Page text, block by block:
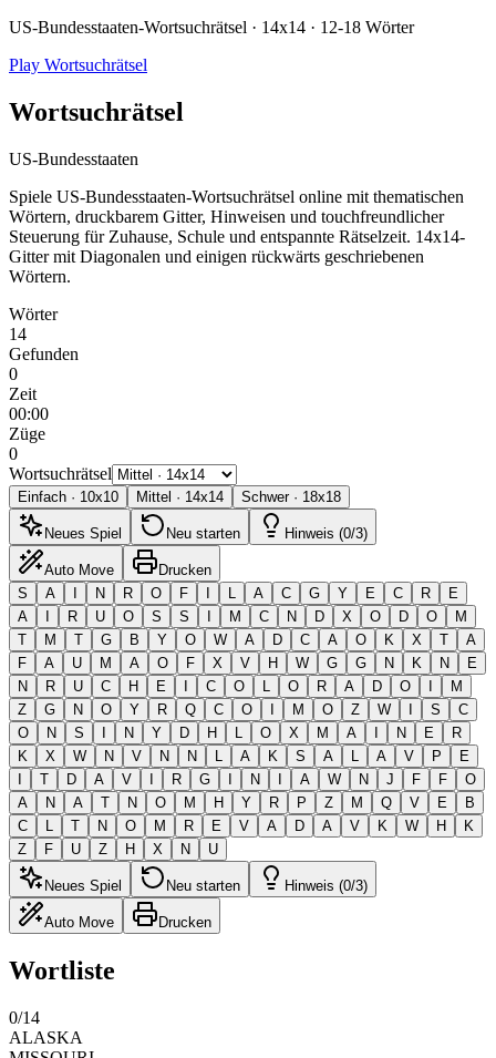
US-Bundesstaaten-Wortsuchrätsel · 14x14 · 12-18 Wörter
Play Wortsuchrätsel
Wortsuchrätsel
US-Bundesstaaten
Spiele US-Bundesstaaten-Wortsuchrätsel online mit thematischen
Wörtern, druckbarem Gitter, Hinweisen und touchfreundlicher
Steuerung für Zuhause, Schule und entspannte Rätselzeit. 14x14-
Gitter mit Diagonalen und einigen rückwärts geschriebenen
Wörtern.
Wörter
14
Gefunden
0
Zeit
00:00
Züge
0
Wortsuchrätsel
Einfach · 10x10 Mittel · 14x14 Schwer· 18x18
Neues Spiel Neu starten Hinweis (0/3)
Auto Move
Drucken
S
A I N R O F I L A C G Y E C R
E
A
I R U O S S I M C N D X O D O
M
T
M T G B Y O W A D C A O K X T
A
F
A U M A O F X V H W G G N K N
E
N
R U C H E I C O L O R A D O I
M
Z
G N O Y R Q C O I M O Z W I S
C
O
N S I N Y D H L O X M A I N E
R
K
X W N V N N L A K S A L A V P
E
I
T D A V I R G I N I A W N J F F
O
A
N A T N O M H Y R P Z M Q V E
B
C
L T N O M R E V A D A V K W H
K
Z
F U Z H X N U
Neues Spiel Neu starten Hinweis (0/3)
Auto Move Drucken
Wortliste
0/14
ALASKA